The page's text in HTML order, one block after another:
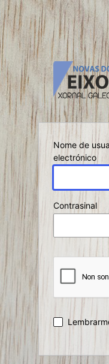
Nome de
electrónico
Contrasinal